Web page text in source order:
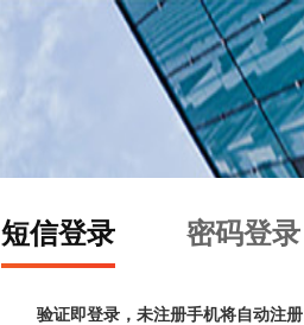
短信登录 密码登录
验证即登录，未注册手机将自动注册